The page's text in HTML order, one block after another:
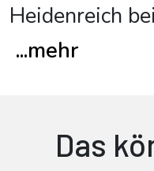
Heidenreich
...mehr
Das